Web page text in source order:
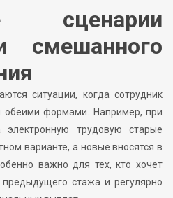
сценарии
смешанного
ситуации, когда сотрудник
обеими формами. Например, при
трудовую старые
варианте, а новые вносятся в
важно для тех, кто хочет
стажа и регулярно